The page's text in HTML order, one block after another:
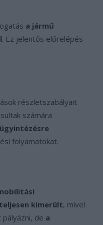
a jármű
. Ez jelentős előrelépés
részletszabályait
számára
folyamatokat.
kimerült, mivel
de a